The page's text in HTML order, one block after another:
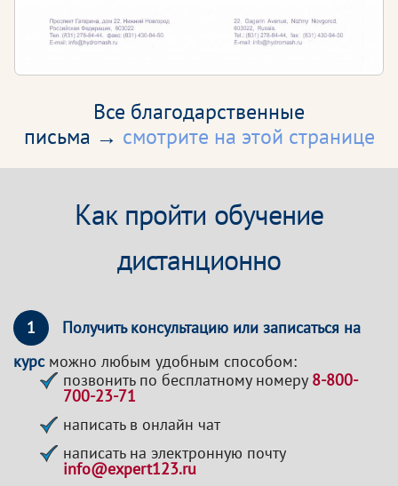
Все благодарственные
письма → смотрите на этой странице
Как пройти обучение
дистанционно
1
Получить консультацию или записаться на
курсможно любым удобным способом:
позвонить по бесплатному номеру 8-800-
700-23-71
написать в онлайн чат
написать на электронную почту
info@expert123.ru